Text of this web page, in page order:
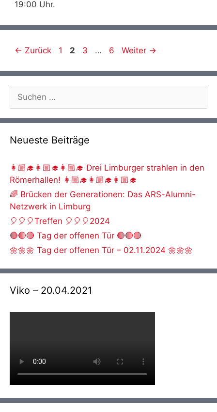
19:00 Uhr.
← Zurück Seite
1 Seite
2 Seite
3 … Seite
6 Weiter →
Suche
nach:
Neueste Beiträge
👩🏼‍🎓👩🏼‍🎓👩🏼‍🎓 Drei Limburger strahlen in den
Römerhallen! 👩🏼‍🎓👩🏼‍🎓👩🏼‍🎓
🌈 Brücken der Generationen: Das ARS-Alumni-
Netzwerk in Limburg
🎈🎈🎈Treffen 🎈🎈🎈2024
🔴🔴🔴 Tag der offenen Tür 🔴🔴🔴
🌼🌼🌼 Tag der offenen Tür – 02.11.2024 🌼🌼🌼
Viko – 20.04.2021